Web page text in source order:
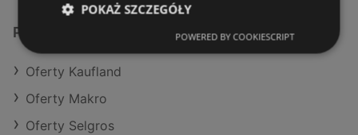
Podobne sklepy detaliczne
Oferty Kaufland
Oferty Makro
Oferty Selgros
POKAŻ SZCZEGÓŁY
POWERED BY COOKIESCRIPT